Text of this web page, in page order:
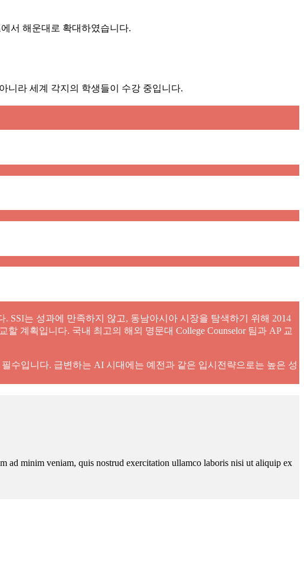
서 해운대로 확대하였습니다.
니라 세계 각지의 학생들이 수강 중입니다.
SSI는 성과에 만족하지 않고, 동남아시아 시장을 탐색하기 위해 2014
계획입니다. 국내 최고의 해외 명문대 College Counselor 팀과 AP 교
수입니다. 급변하는 AI 시대에는 예전과 같은 입시전략으로는 높은 성
ad minim veniam, quis nostrud exercitation ullamco laboris nisi ut aliquip ex